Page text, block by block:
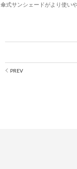
傘式サンシェードがより使い